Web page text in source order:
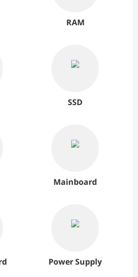
RAM
SSD
Mainboard
Power Supply